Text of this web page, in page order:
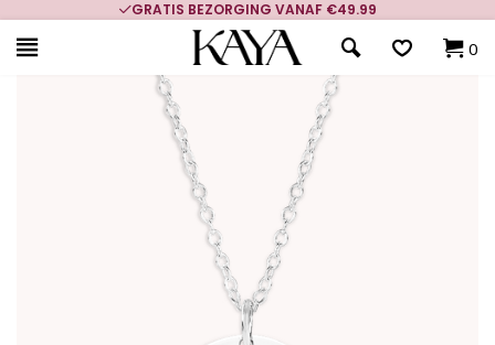
GRATIS BEZORGING VANAF €49.99
0